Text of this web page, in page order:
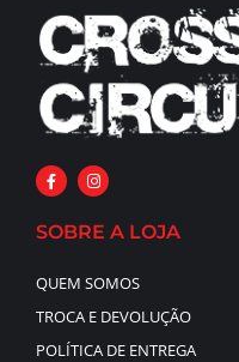
SOBRE A LOJA
QUEM SOMOS
TROCA E DEVOLUÇÃO
POLÍTICA DE ENTREGA